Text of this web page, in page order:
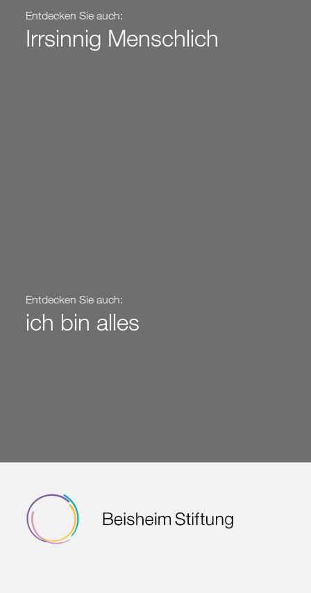
Entdecken Sie auch:
Irrsinnig Menschlich
Entdecken Sie auch:
ich bin alles